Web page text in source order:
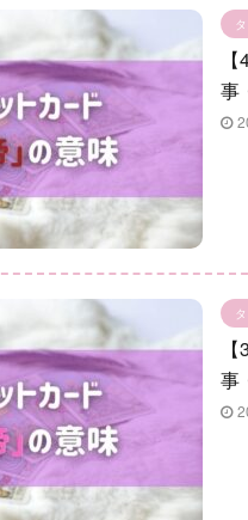
事
事